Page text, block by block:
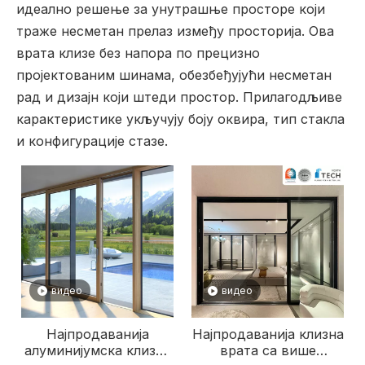
идеално решење за унутрашње просторе који
траже несметан прелаз између просторија. Ова
врата клизе без напора по прецизно
пројектованим шинама, обезбеђујући несметан
рад и дизајн који штеди простор. Прилагодљиве
карактеристике укључују боју оквира, тип стакла
и конфигурације стазе.
видео
Најпродаванија
алуминијумска клизна
видео
Најпродаванија клизна
врата са више